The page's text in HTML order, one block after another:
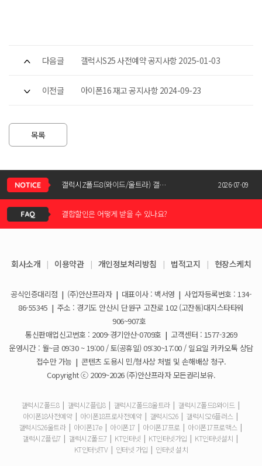
다음글 갤럭시S25 사전예약 공지사항 2025-01-03
이전글 아이폰16 재고 공지사항 2024-09-23
목록
갤럭시Z폴드8(와이드/울트라) 갤럭시Z플립8 사전예약 공지사항 2026-07-09
KT스토어 공식 신청서 작성 관련 자주 묻는 질문
아이폰17e 사전예약 공지사항
갤럭시S26 사전예약 공지사항
신청서 조회는 어떻게 하나요?
결합할인은 어떻게 받을 수 있나요?
휴대폰 일시불로 구매도 가능한가요?
요금제 변경은 언제할 수 있나요?
더블할인카드는 어떻게 등록 하나요?
휴대폰 구매 후 불량이면 어떻게 하나요?
ESIM 발급 방법은 어떻게 되나요?
유심은 새로 구매해야 하나요?
회사소개 | 이용약관 | 개인정보처리방침 | 법적고지 | 현장스케치
공식인증대리점 | (주)안산프라자 | 대표이사 : 백서영 | 사업자등록번호 : 134-
86-55345 | 주소 : 경기도 안산시 단원구 고잔로 102 (고잔동)대지스타타워
906~907호
통신판매업신고번호 : 2009-경기안산-0709호 | 고객센터 : 1577-3269
운영시간 : 월~금 09:30 ~ 19:00 / 토(공휴일) 09:30~17:00 / 일요일 카카오톡 상담
접수만 가능 | 콘텐츠 도용시 민/형사상 처벌 및 손해배상 청구.
Copyright ⓒ 2009~2026 (주)안산프라자 모든권리보유.
갤럭시Z폴드8 | 갤럭시Z플립8 | 갤럭시Z폴드8울트라 | 갤럭시Z폴드8와이드 |
아이폰18사전예약 | 아이폰18프로사전예약 | 갤럭시S26 | 갤럭시S26플러스 |
갤럭시S26울트라 | 아이폰17e | 아이폰17 | 아이폰17프로 | 아이폰17프로맥스 |
갤럭시Z플립7 | 갤럭시Z폴드7 | KT인터넷 | KT인터넷가입 | KT인터넷설치 |
KT인터넷TV | 인터넷 가입 | 인터넷 설치